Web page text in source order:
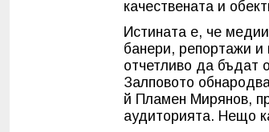
качествената и
Истината е, че
банери, репортажи и
отчетливо да бъдат
Залповото
й Пламен Мирянов,
аудиторията. Нещо